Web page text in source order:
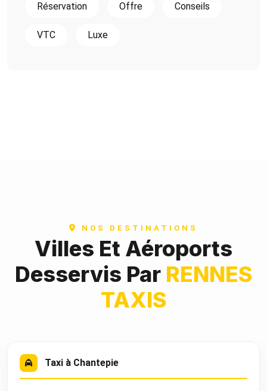
Réservation Offre Conseils
VTC Luxe
NOS DESTINATIONS
Villes Et Aéroports
Desservis Par RENNES
TAXIS
Taxi à Chantepie